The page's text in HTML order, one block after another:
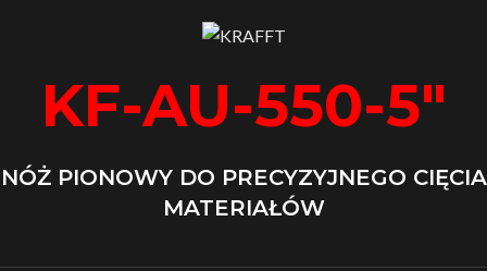
KF-AU-550-5″
NÓŻ PIONOWY DO PRECYZYJNEGO CIĘCIA
MATERIAŁÓW